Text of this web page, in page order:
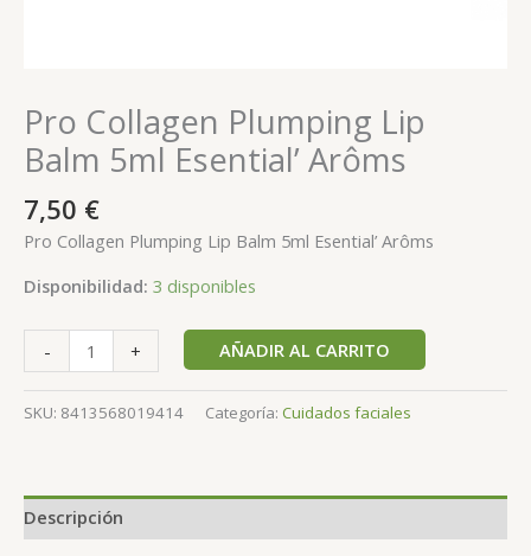
Pro Collagen Plumping Lip
Balm 5ml Esential’ Arôms
7,50 €
Pro Collagen Plumping Lip Balm 5ml Esential’ Arôms
Disponibilidad: 3 disponibles
- + AÑADIR AL CARRITO
SKU: 8413568019414 Categoría: Cuidados faciales
Descripción